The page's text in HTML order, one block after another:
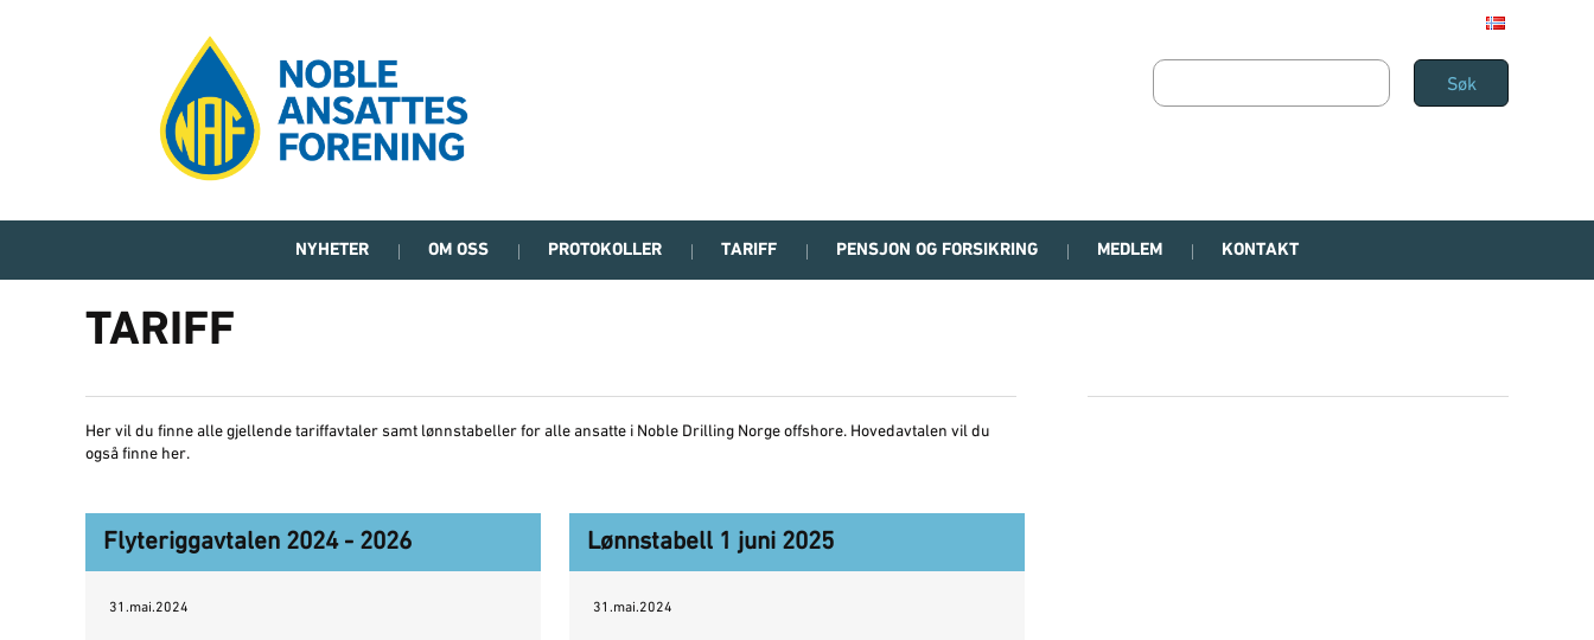
NYHETER OM OSS PROTOKOLLER TARIFF PENSJON OG FORSIKRING MEDLEM KONTAKT
TARIFF
Her vil du finne alle gjellende tariffavtaler samt lønnstabeller for alle ansatte i Noble Drilling Norge offshore. Hovedavtalen vil du
også finne her.
Flyteriggavtalen 2024 - 2026
31.mai.2024
Lønnstabell 1 juni 2025
31.mai.2024